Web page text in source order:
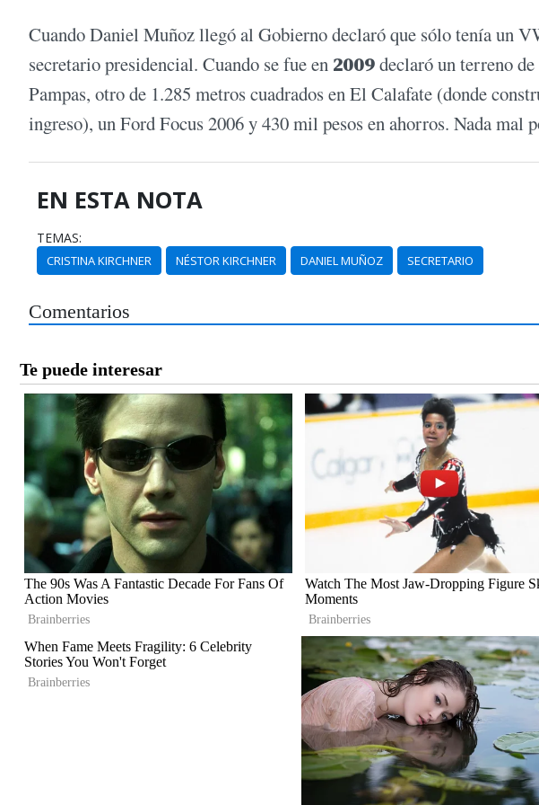
Cuando Daniel Muñoz llegó al Gobierno declaró que sólo tenía un
secretario presidencial. Cuando se fue en 2009declaró un terreno
Pampas, otro de 1.285 metros cuadrados en El Calafate (donde
ingreso), un Ford Focus 2006 y 430 mil pesos en ahorros. Nada mal
EN ESTA NOTA
TEMAS:
CRISTINA KIRCHNER NÉSTOR KIRCHNER DANIEL MUÑOZ SECRETARIO
Comentarios